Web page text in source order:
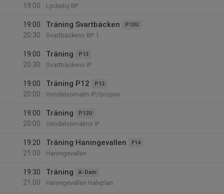
19:00
Lyckeby BP
19:00
20:30
Träning Svartbäcken P13U
Svartbäckens BP 1
19:00
20:30
Träning P13
Svartbäckens IP
19:00
20:00
Träning P12 P12
Vendelsömalm IP/Gropen
19:00
20:00
Träning P12U
Vendelsömalms IP
19:20
21:00
Träning Haningevallen F14
Haningevallen
19:30
21:00
Träning A-Dam
Haningevallen Halvplan